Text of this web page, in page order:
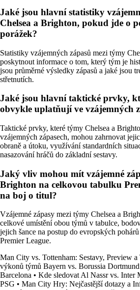
Jaké jsou hlavní statistiky
Chelsea a Brighton, pokud jde o
porážek?
Statistiky vzájemných zápasů mezi týmy
poskytnout informace o tom, který tým je
jsou průměrné výsledky zápasů a jaké jsou
střetnutích.
Jaké jsou hlavní taktické prvky,
obvykle uplatňují ve vzájemných
Taktické prvky, které týmy Chelsea a
vzájemných zápasech, mohou zahrnovat
obraně a útoku, využívání standardních
nasazování hráčů do základní sestavy.
Jaký vliv mohou mít vzájemné
Brighton na celkovou tabulku
na boj o titul?
Vzájemné zápasy mezi týmy Chelsea a
celkové umístění obou týmů v tabulce,
jejich šance na postup do evropských
Premier League.
Man City vs. Tottenham: Sestavy, Preview
výkonů týmů Bayern vs. Borussia Dortmund
Barcelona • Kde sledovat Al Nassr vs. Inter
PSG • Man City Hry: Nejčastější dotazy a